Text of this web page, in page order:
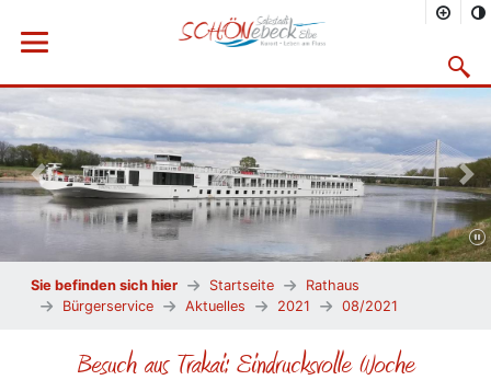
Menü öffnen
Vorheriges Bild
Sie befinden sich hier Startseite
Rathaus
Bürgerservice
Aktuelles 2021 08/2021
Besuch aus Trakai: Eindrucksvolle Woche